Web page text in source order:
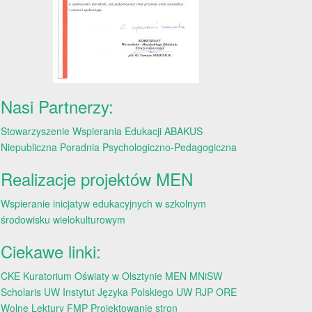
Nasi Partnerzy:
Stowarzyszenie Wspierania Edukacji ABAKUS
Niepubliczna Poradnia Psychologiczno-Pedagogiczna
Realizacje projektów MEN
Wspieranie inicjatyw edukacyjnych w szkolnym
środowisku wielokulturowym
Ciekawe linki:
CKE Kuratorium Oświaty w Olsztynie MEN MNiSW
Scholaris UW Instytut Języka Polskiego UW RJP ORE
Wolne Lektury FMP Projektowanie stron